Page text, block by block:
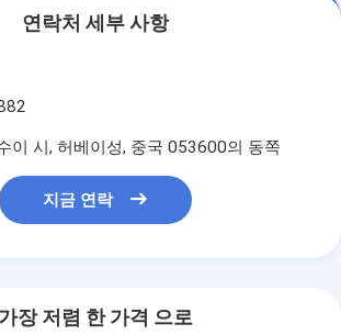
연락처 세부 사항
이 시, 허베이성, 중국 053600의 동쪽
지금 연락
가장 저렴 한 가격 으로